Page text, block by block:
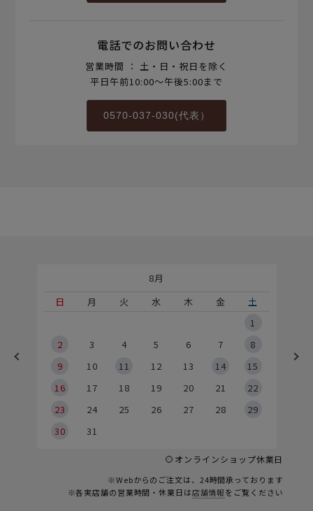
電話でのお問い合わせ
営業時間 ： 土・日・祝日を除く
平日午前10:00～午後5:00まで
0570-037-030(代表）
8月
日
月 火 水 木 金
土
1
2
3 4 5 6 7
8
9
10 11 12 13 14
15
16
17 18 19 20 21
22
23
24 25 26 27 28
29
30
31
オンラインショップ休業日
※Webからのご注文は、24時間承っております
※各実店舗の営業時間・休業日は店舗情報をご覧ください